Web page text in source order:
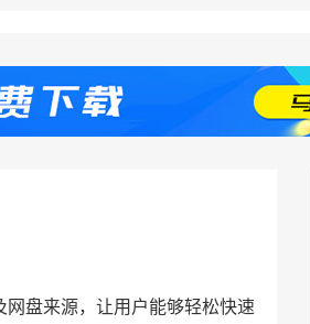
盘来源，让用户能够轻松快速